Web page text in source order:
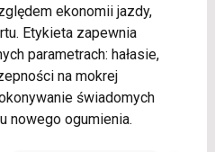
ekonomii jazdy,
Etykieta zapewnia
parametrach: hałasie,
na mokrej
świadomych
nowego ogumienia.